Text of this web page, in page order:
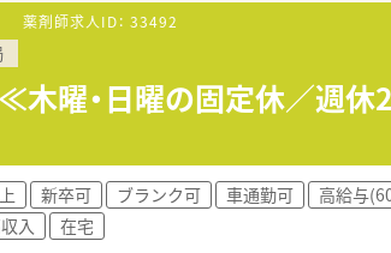
薬剤師求人ID： 33492
≪木曜・日曜の固定休／週
新卒可 ブランク可 車通勤可 高給与
入 在宅